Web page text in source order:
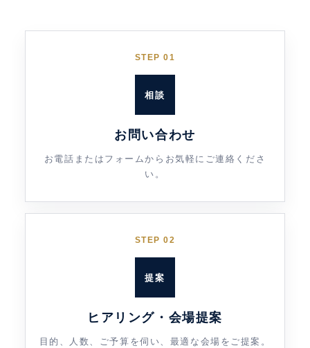
STEP 01
相談
お問い合わせ
お電話またはフォームからお気軽にご連絡くださ
い。
STEP 02
提案
ヒアリング・会場提案
目的、人数、ご予算を伺い、最適な会場をご提案。